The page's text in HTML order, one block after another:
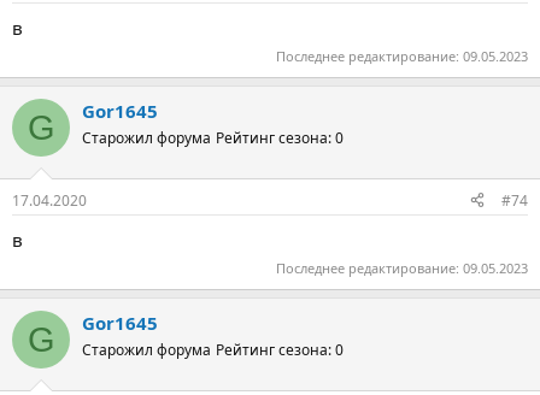
в
Последнее редактирование: 09.05.2023
G Gor1645
Старожил форума Рейтинг сезона: 0
17.04.2020 #74
в
Последнее редактирование: 09.05.2023
G Gor1645
Старожил форума Рейтинг сезона: 0